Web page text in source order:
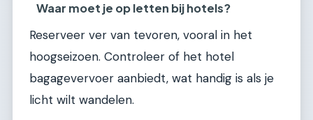
Waar moet je op letten bij hotels?
Reserveer ver van tevoren, vooral in het
hoogseizoen. Controleer of het hotel
bagagevervoer aanbiedt, wat handig is als je
licht wilt wandelen.